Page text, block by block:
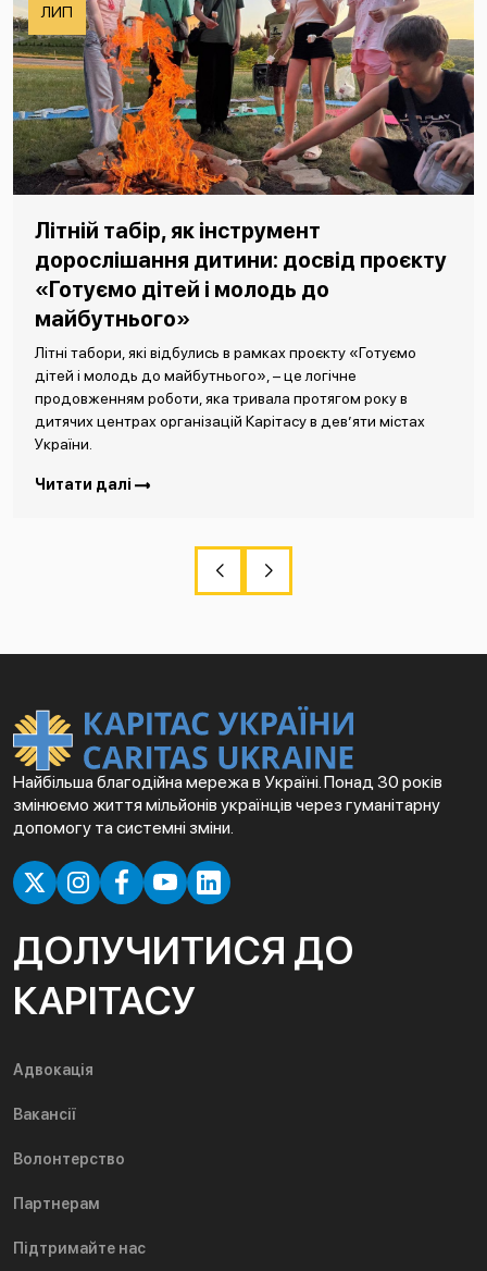
ЛИП
Літній табір, як інструмент
дорослішання дитини: досвід проєкту
«Готуємо дітей і молодь до
майбутнього»
Літні табори, які відбулись в рамках проєкту «Готуємо
дітей і молодь до майбутнього», – це логічне
продовженням роботи, яка тривала протягом року в
дитячих центрах організацій Карітасу в дев’яти містах
України.
Читати далі
Найбільша благодійна мережа в Україні. Понад 30 років
змінюємо життя мільйонів українців через гуманітарну
допомогу та системні зміни.
ДОЛУЧИТИСЯ ДО
КАРІТАСУ
Адвокація
Вакансії
Волонтерство
Партнерам
Підтримайте нас